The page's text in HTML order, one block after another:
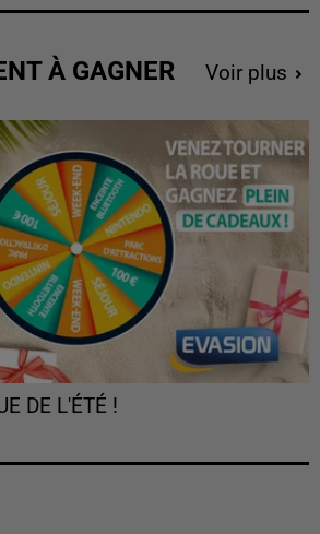
À GAGNER Voir plus
DE L'ÉTÉ !